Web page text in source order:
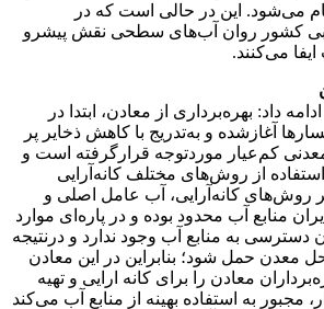
می‌شود. این در حالی است که در
کشور روان آب‌های سطحی نقش پیشرو
ایفا می‌کنند.
داد: بهره‌برداری از معادن، ابتدا در
آغازشده و به‌تدریج با کاهش ذخایر پر
معدنی کم‌عیار موردتوجه قرارگرفته است و
از روش‌های مختلف کانه‌آرایی
روش‌های کانه‌آرایی، آب عامل اصلی و
منابع آب محدود بوده و در پاره‌ای موارد
دسترسی به منابع آب وجود ندارد و درنتیجه
معدن حمل شود؛ بنابراین در این معادن
معادن را برای کانه ارایی و تهیه
مجبور به استفاده بهینه از منابع آب می‌کند